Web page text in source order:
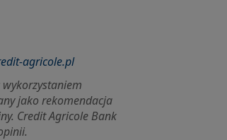
agricole.pl
jako rekomendacja
Credit Agricole Bank